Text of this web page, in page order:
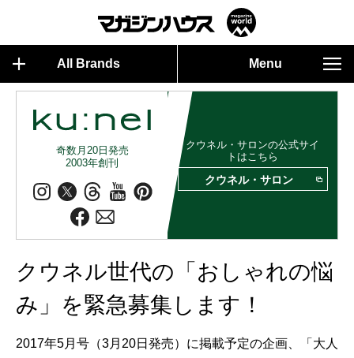
All Brands Menu
奇数月20日発売
2003年創刊
クウネル・サロンの公式サイ
トはこちら
クウネル・サロン
クウネル世代の「おしゃれの悩
み」を緊急募集します！
2017年5月号（3月20日発売）に掲載予定の企画、「大人